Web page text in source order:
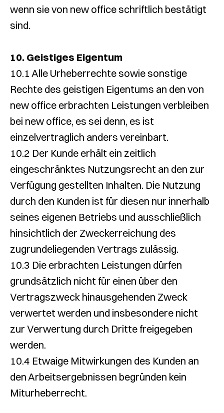
wenn sie von new office schriftlich bestätigt
sind.
10. Geistiges Eigentum
10.1 Alle Urheberrechte sowie sonstige
Rechte des geistigen Eigentums an den von
new office erbrachten Leistungen verbleiben
bei new office, es sei denn, es ist
einzelvertraglich anders vereinbart.
10.2 Der Kunde erhält ein zeitlich
eingeschränktes Nutzungsrecht an den zur
Verfügung gestellten Inhalten. Die Nutzung
durch den Kunden ist für diesen nur innerhalb
seines eigenen Betriebs und ausschließlich
hinsichtlich der Zweckerreichung des
zugrundeliegenden Vertrags zulässig.
10.3 Die erbrachten Leistungen dürfen
grundsätzlich nicht für einen über den
Vertragszweck hinausgehenden Zweck
verwertet werden und insbesondere nicht
zur Verwertung durch Dritte freigegeben
werden.
10.4 Etwaige Mitwirkungen des Kunden an
den Arbeitsergebnissen begründen kein
Miturheberrecht.